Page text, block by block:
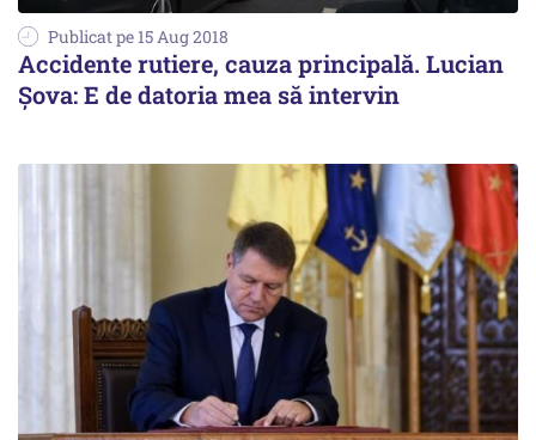
Publicat pe 15 Aug 2018
Accidente rutiere, cauza principală. Lucian
Şova: E de datoria mea să intervin